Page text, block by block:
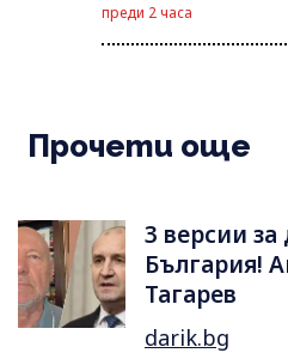
преди 2 часа
Прочети още
3 версии за
България!
Тагарев
darik.bg